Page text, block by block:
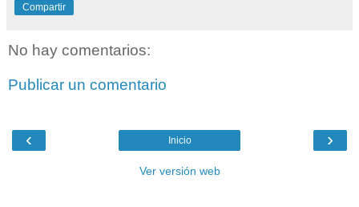
Compartir
No hay comentarios:
Publicar un comentario
‹ ›
Inicio
Ver versión web